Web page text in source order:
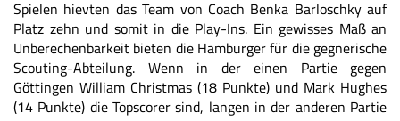
Spielen hievten das Team von Coach Benka Barloschky auf
Platz zehn und somit in die Play-Ins. Ein gewisses Maß an
Unberechenbarkeit bieten die Hamburger für die gegnerische
Scouting-Abteilung. Wenn in der einen Partie gegen
Göttingen William Christmas (18 Punkte) und Mark Hughes
(14 Punkte) die Topscorer sind, langen in der anderen Partie